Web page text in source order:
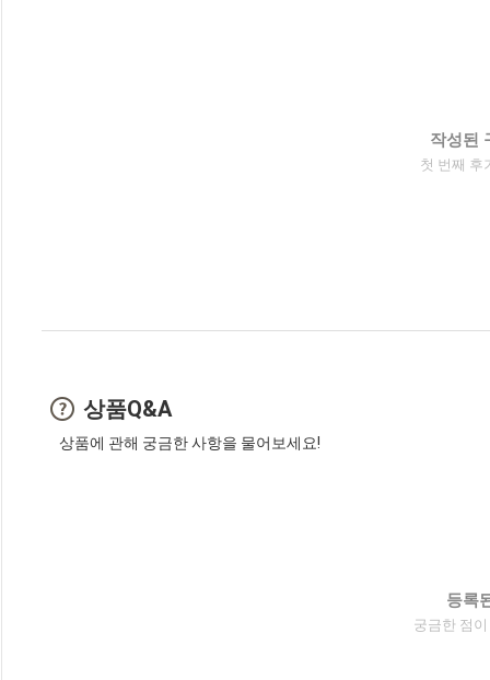
작성된
첫 번째 후
상품Q&A
상품에 관해 궁금한 사항을 물어보세요!
등록
궁금한 점